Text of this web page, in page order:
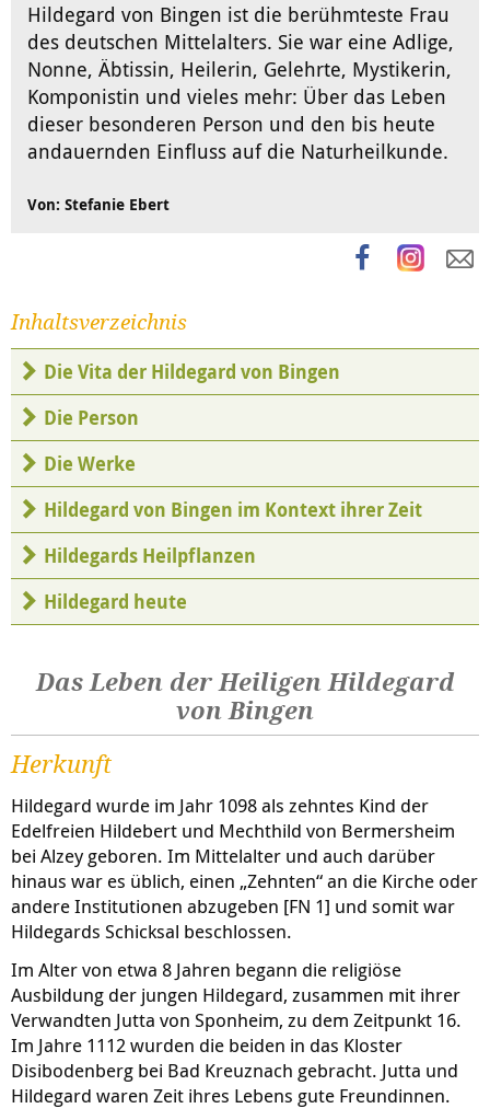
Hildegard von Bingen ist die berühmteste Frau
des deutschen Mittelalters. Sie war eine Adlige,
Nonne, Äbtissin, Heilerin, Gelehrte, Mystikerin,
Komponistin und vieles mehr: Über das Leben
dieser besonderen Person und den bis heute
andauernden Einfluss auf die Naturheilkunde.
Von: Stefanie Ebert
Inhaltsverzeichnis
Die Vita der Hildegard von Bingen
Die Person
Die Werke
Hildegard von Bingen im Kontext ihrer Zeit
Hildegards Heilpflanzen
Hildegard heute
Das Leben der Heiligen Hildegard
von Bingen
Herkunft
Hildegard wurde im Jahr 1098 als zehntes Kind der
Edelfreien Hildebert und Mechthild von Bermersheim
bei Alzey geboren. Im Mittelalter und auch darüber
hinaus war es üblich, einen „Zehnten“ an die Kirche oder
andere Institutionen abzugeben [FN 1] und somit war
Hildegards Schicksal beschlossen.
Im Alter von etwa 8 Jahren begann die religiöse
Ausbildung der jungen Hildegard, zusammen mit ihrer
Verwandten Jutta von Sponheim, zu dem Zeitpunkt 16.
Im Jahre 1112 wurden die beiden in das Kloster
Disibodenberg bei Bad Kreuznach gebracht. Jutta und
Hildegard waren Zeit ihres Lebens gute Freundinnen.